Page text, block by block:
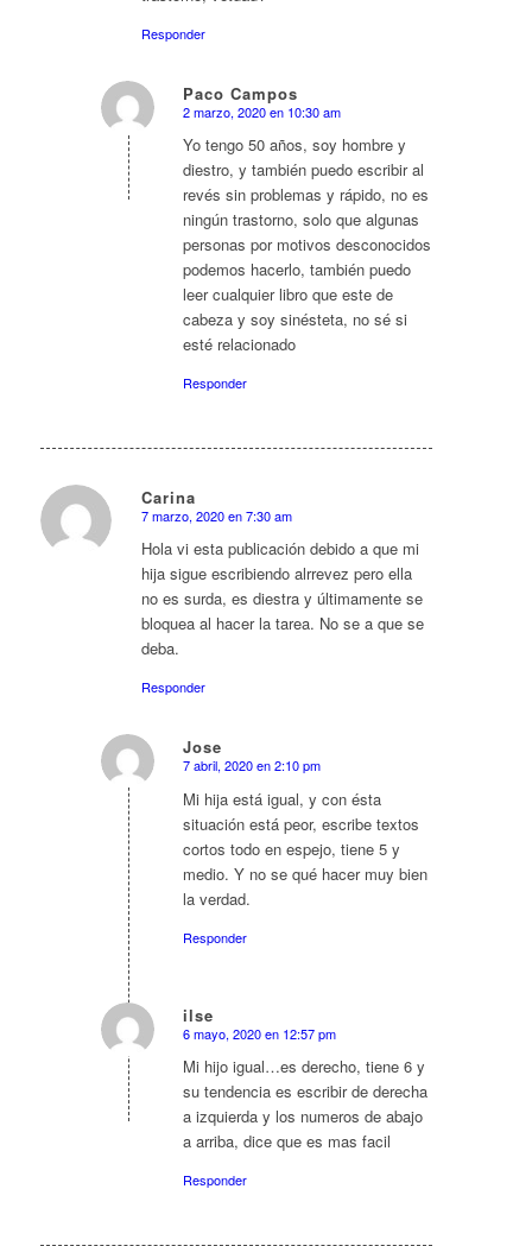
Responder
Paco Campos
Dice:
2 marzo, 2020 en 10:30 am
Yo tengo 50 años, soy hombre y
diestro, y también puedo escribir al
revés sin problemas y rápido, no es
ningún trastorno, solo que algunas
personas por motivos desconocidos
podemos hacerlo, también puedo
leer cualquier libro que este de
cabeza y soy sinésteta, no sé si
esté relacionado
Responder
Carina
Dice:
7 marzo, 2020 en 7:30 am
Hola vi esta publicación debido a que mi
hija sigue escribiendo alrrevez pero ella
no es surda, es diestra y últimamente se
bloquea al hacer la tarea. No se a que se
deba.
Responder
Jose
Dice:
7 abril, 2020 en 2:10 pm
Mi hija está igual, y con ésta
situación está peor, escribe textos
cortos todo en espejo, tiene 5 y
medio. Y no se qué hacer muy bien
la verdad.
Responder
ilse
Dice:
6 mayo, 2020 en 12:57 pm
Mi hijo igual…es derecho, tiene 6 y
su tendencia es escribir de derecha
a izquierda y los numeros de abajo
a arriba, dice que es mas facil
Responder